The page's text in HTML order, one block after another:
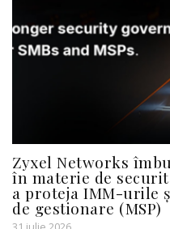
Zyxel Networks
în materie de
a proteja IMM-urile
de gestionare (MSP)